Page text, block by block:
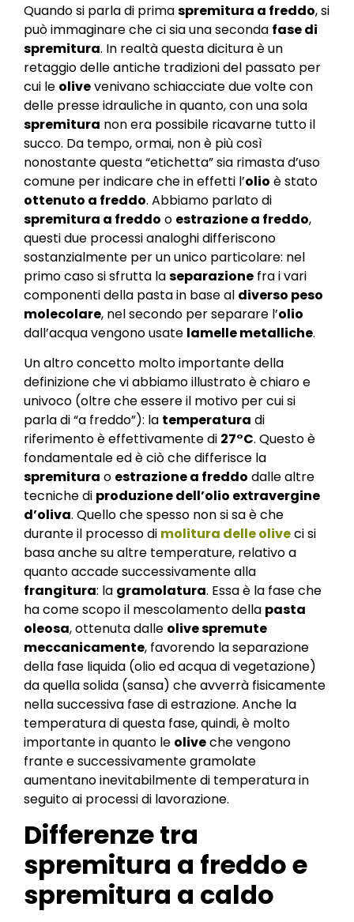
Quando si parla di primaspremitura a freddo, si
può immaginare che ci sia una seconda fase di
spremitura. In realtà questa dicitura è un
retaggio delle antiche tradizioni del passato per
cui le olivevenivano schiacciate due volte con
delle presse idrauliche in quanto, con una sola
spremitura non era possibile ricavarne tutto il
succo. Da tempo, ormai, non è più così
nonostante questa “etichetta” sia rimasta d’uso
comune per indicare che in effetti l’olio è stato
ottenuto a freddo. Abbiamo parlato di
spremitura a freddo o estrazione a freddo,
questi due processi analoghi differiscono
sostanzialmente per un unico particolare: nel
primo caso si sfrutta laseparazione fra i vari
componenti della pasta in base al diverso peso
molecolare, nel secondo per separare l’olio
dall’acqua vengono usate lamelle metalliche.
Un altro concetto molto importante della
definizione che vi abbiamo illustrato è chiaro e
univoco (oltre che essere il motivo per cui si
parla di “a freddo”): la temperatura di
riferimento è effettivamente di 27°C. Questo è
fondamentale ed è ciò che differisce la
spremitura o estrazione a freddo dalle altre
tecniche di produzione dell’olio extravergine
d’oliva. Quello che spesso non si sa è che
durante il processo di molitura delle oliveci si
basa anche su altre temperature, relativo a
quanto accade successivamente alla
frangitura: la gramolatura. Essa è la fase che
ha come scopo il mescolamento della pasta
oleosa, ottenuta dalle olive spremute
meccanicamente, favorendo la separazione
della fase liquida (olio ed acqua di vegetazione)
da quella solida (sansa) che avverrà fisicamente
nella successiva fase di estrazione. Anche la
temperatura di questa fase, quindi, è molto
importante in quanto le oliveche vengono
frante e successivamente gramolate
aumentano inevitabilmente di temperatura in
seguito ai processi di lavorazione.
Differenze tra
spremitura a freddo e
spremitura a caldo